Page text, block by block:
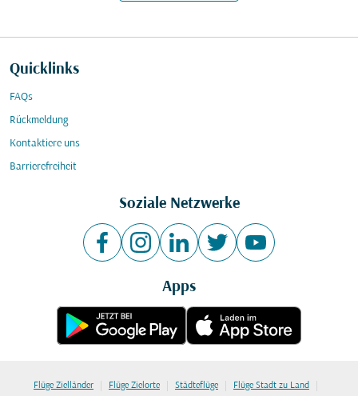
Quicklinks
FAQs
Rückmeldung
Kontaktiere uns
Barrierefreiheit
Soziale Netzwerke
Apps
Flüge Zielländer | Flüge Zielorte | Städteflüge | Flüge Stadt zu Land |